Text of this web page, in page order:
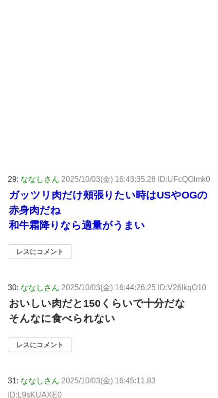
29: ななしさん 2025/10/03(金) 16:43:35.28 ID:UFcQOlmk0
ガッツリ肉だけ頰張りたい時はUSやOGの
赤身肉だね
和牛霜降りなら適量がうまい
レスにコメント
30: ななしさん 2025/10/03(金) 16:44:26.25 ID:V26IkqO10
おいしい肉だと150くらいで十分だな
そんなに食べられない
レスにコメント
31: ななしさん 2025/10/03(金) 16:45:11.83
ID:L9sKUAXE0